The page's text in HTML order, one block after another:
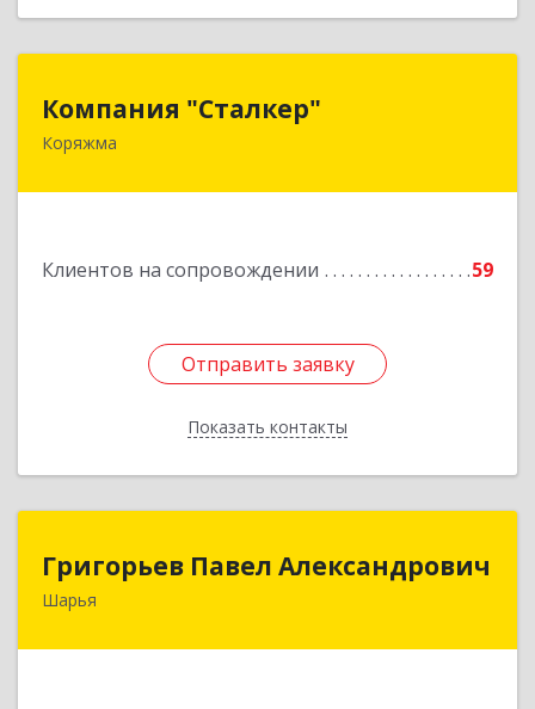
Компания "Сталкер"
Коряжма
Клиентов на сопровождении 59
Отправить заявку
Показать контакты
Отправить заявку
Назад
Григорьев Павел Александрович
Шарья157505, Костромская область, город Шарья,